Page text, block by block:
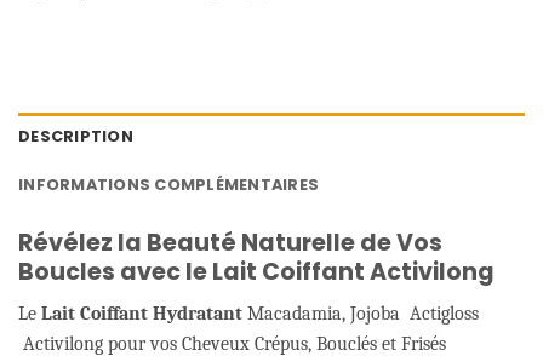
DESCRIPTION
INFORMATIONS COMPLÉMENTAIRES
Révélez la Beauté Naturelle de Vos
Boucles avec le Lait Coiffant Activilong
Le Lait Coiffant Hydratant Macadamia, Jojoba Actigloss
Activilong pour vos Cheveux Crépus, Bouclés et Frisés